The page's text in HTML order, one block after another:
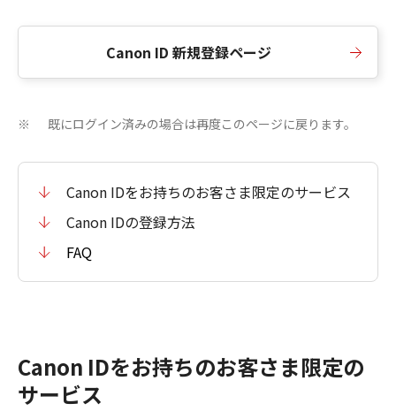
Canon ID 新規登録ページ
※ 既にログイン済みの場合は再度このページに戻ります。
Canon IDをお持ちのお客さま限定のサービス
Canon IDの登録方法
FAQ
Canon IDをお持ちのお客さま限定の
サービス